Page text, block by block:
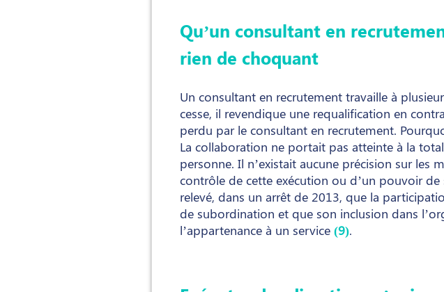
Qu’un consultant en
rien de choquant
Un consultant en recrutement travaille à
cesse, il revendique une requalification en
perdu par le consultant en recrutement.
La collaboration ne portait pas atteinte à la
personne. Il n’existait aucune précision sur les
contrôle de cette exécution ou d’un pouvoir
relevé, dans un arrêt de 2013, que la
de subordination et que son inclusion dans
l’appartenance à un service (9).